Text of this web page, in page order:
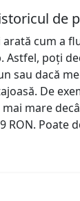
de
cum a
Astfel, poți
sau dacă
De
mai mare
RON. Poate